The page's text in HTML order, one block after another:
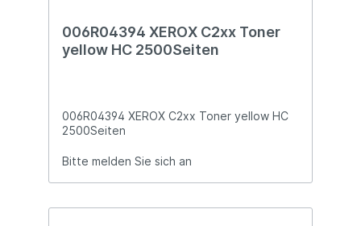
006R04394 XEROX C2xx Toner
yellow HC 2500Seiten
006R04394 XEROX C2xx Toner yellow HC
2500Seiten
Bitte melden Sie sich an